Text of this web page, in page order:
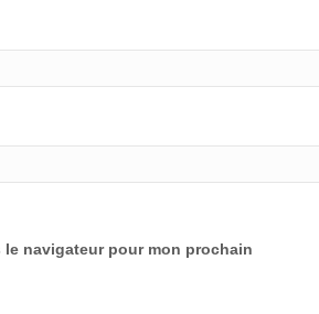
navigateur pour mon prochain